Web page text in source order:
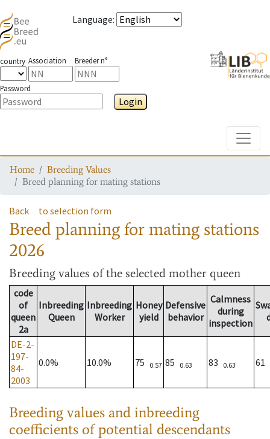
Language:
country Association Breeder n°
Password
Login
Home
Breeding Values
Breed planning for mating stations
Back to selection form
Breed planning for mating stations
2026
Breeding values of the selected mother queen
code
of
queen
2a
Inbreeding
Queen
Inbreeding
Worker
Honey
yield
Defensive
behavior
Calmness
during
inspection
DE-2-
197-
84-
2003
0.0% 10.0% 75 0.57 85 0.63 83 0.63 61
Breeding values and inbreeding
coefficients of potential descendants